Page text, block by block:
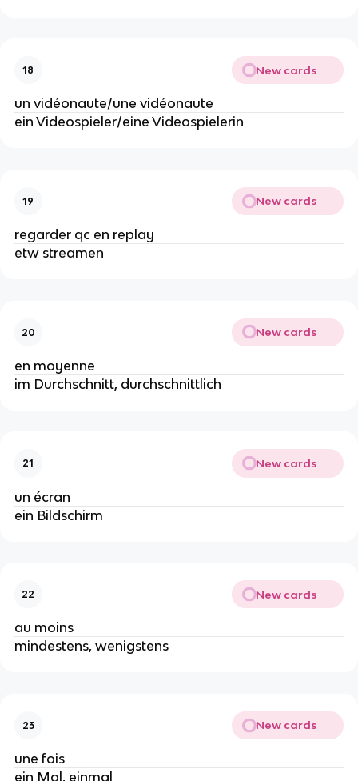
18 New cards
un vidéonaute/une vidéonaute
ein Videospieler/eine Videospielerin
19 New cards
regarder qc en replay
etw streamen
20 New cards
en moyenne
im Durchschnitt, durchschnittlich
21 New cards
un écran
ein Bildschirm
22 New cards
au moins
mindestens, wenigstens
23 New cards
une fois
ein Mal, einmal